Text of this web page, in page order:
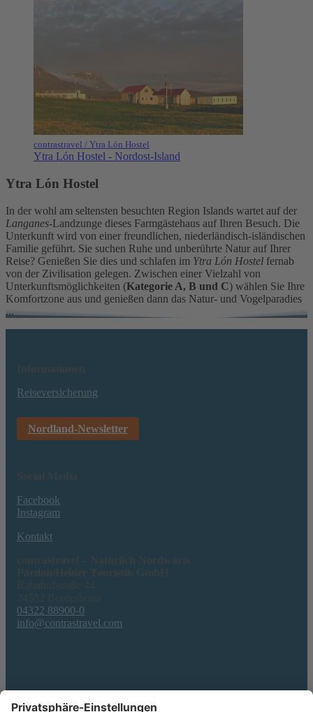
contrastravel / Ytra Lón Hostel
Ytra Lón Hostel - Nordost-Island
Ytra Lón Hostel
In der wohl am seltensten besuchten Region Islands wartet auf der
Langanes-Landzunge dieses Farmgästehaus auf Ihren Besuch. Die
Unterkunft wird von einer freundlichen, niederländisch-isländischen
Familie geführt. Sie suchen Ruhe und unberührte Natur auf Ihrer
Reise? Genießen Sie dies und schlafen im Ytra Lón Hostel fernab
von der Zivilisation gelegen. Zwischen einer Vielzahl von
Unterkunftsmöglichkeiten (Kategorie A, B und C) wählen Sie Ihre
Komfortzone aus und genießen dann das Natur- und Vogelparadies
...
Reiseversicherung
Nordland-Newsletter
Facebook
Instagram
Kontakt
04322 88900-0
info@contrastravel.com
Service